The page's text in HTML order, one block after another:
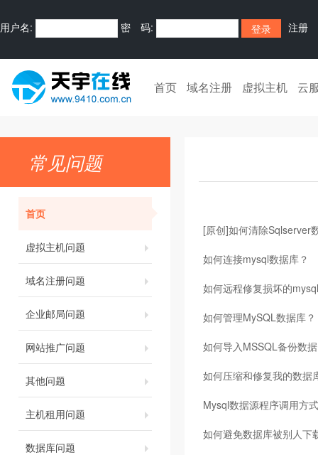
用户名: 密 码: 注册
首页 域名注册 虚拟主机 云
常见问题
首页
虚拟主机问题
域名注册问题
企业邮局问题
网站推广问题
其他问题
主机租用问题
数据库问题
[原创]如何清除Sqlserver
如何连接mysql数据库？
如何远程修复损坏的
如何管理MySQL数据库？
如何导入MSSQL备份数
如何压缩和修复我的数据
Mysql数据源程序调用方
如何避免数据库被别人下